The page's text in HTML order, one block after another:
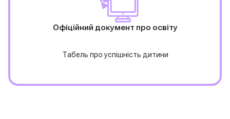
Офіційний документ про освіту
Табель про успішність дитини